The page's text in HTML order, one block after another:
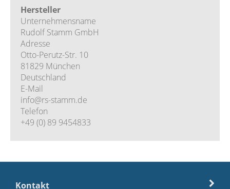
Hersteller
Unternehmensname
Rudolf Stamm GmbH
Adresse
Otto-Perutz-Str. 10
81829 München
Deutschland
E-Mail
info@rs-stamm.de
Telefon
+49 (0) 89 9454833
Kontakt